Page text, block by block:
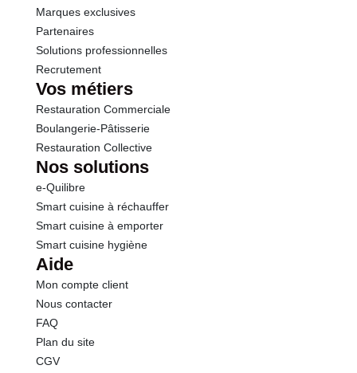
Marques exclusives
Partenaires
Solutions professionnelles
Recrutement
Vos métiers
Restauration Commerciale
Boulangerie-Pâtisserie
Restauration Collective
Nos solutions
e-Quilibre
Smart cuisine à réchauffer
Smart cuisine à emporter
Smart cuisine hygiène
Aide
Mon compte client
Nous contacter
FAQ
Plan du site
CGV